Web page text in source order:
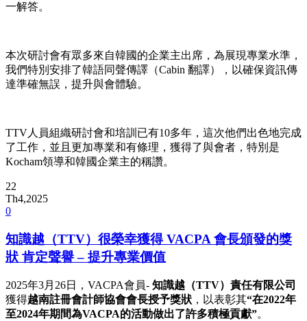
一解答。
本次研討會有眾多來自韓國的企業主出席，為展現專業水準，
我們特別安排了韓語同聲傳譯（Cabin 翻譯），以確保資訊傳
達準確無誤，提升與會體驗。
TTV人員組織研討會和培訓已有10多年，這次他們出色地完成
了工作，並且更加專業和有條理，獲得了與會者，特別是
Kocham領導和韓國企業主的稱讚。
22
Th4,2025
0
知識越（TTV）很榮幸獲得 VACPA 會長頒發的獎
狀 肯定聲譽 – 提升專業價值
2025年3月26日，VACPA會員- 知識越（TTV）責任有限公司
獲得越南註冊會計師協會會長授予獎狀 ，以表彰其“在2022年
至2024年期間為VACPA的活動做出了許多積極貢獻”。